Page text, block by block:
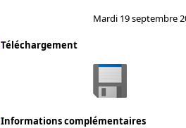
Mardi 19 septembre
Téléchargement
Informations complémentaires